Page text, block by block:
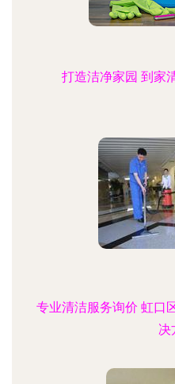
打造洁净家园 到家
专业清洁服务询价 虹口
决